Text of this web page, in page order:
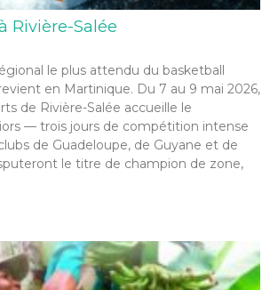
Rivière-Salée
le plus attendu du basketball
en Martinique. Du 7 au 9 mai 2026,
de Rivière-Salée accueille le
— trois jours de compétition intense
de Guadeloupe, de Guyane et de
le titre de champion de zone,